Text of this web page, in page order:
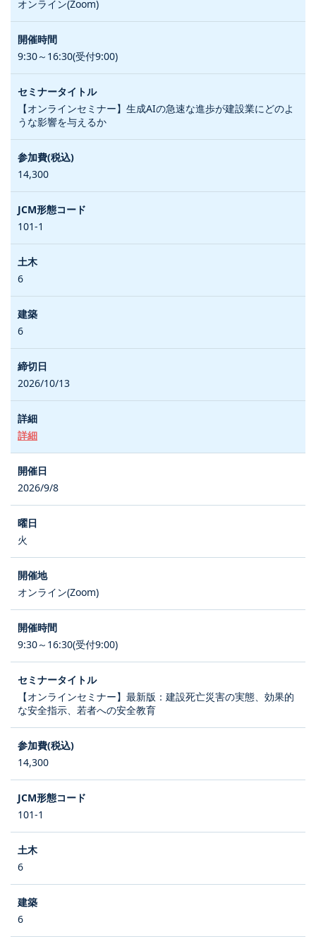
オンライン(Zoom)
9:30～16:30(受付9:00)
【オンラインセミナー】生成AIの急速な進歩が建設業にどのよ
うな影響を与えるか
14,300
101-1
6
6
2026/10/13
詳細
2026/9/8
火
オンライン(Zoom)
9:30～16:30(受付9:00)
【オンラインセミナー】最新版：建設死亡災害の実態、効果的
な安全指示、若者への安全教育
14,300
101-1
6
6